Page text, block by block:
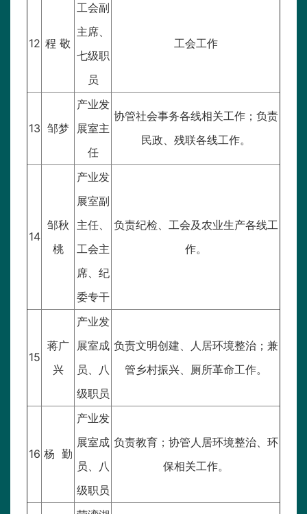
12 程 敬
工会副
主席、
七级职
员
工会工作
13 邹梦
产业发
展室主
任
协管社会事务各线相关工作；负责
民政、残联各线工作。
14
邹秋
桃
产业发
展室副
主任、
工会主
席、纪
委专干
负责纪检、工会及农业生产各线工
作。
15
蒋广
兴
产业发
展室成
员、八
级职员
负责文明创建、人居环境整治；兼
管乡村振兴、厕所革命工作。
16 杨 勤
产业发
展室成
员、八
级职员
负责教育；协管人居环境整治、环
保相关工作。